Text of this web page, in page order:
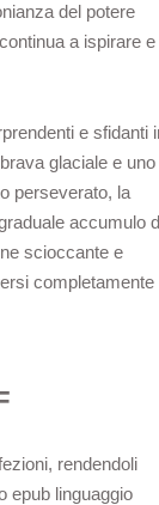
del potere
a ispirare e
e sfidanti
glaciale e uno
perseverato, la
accumulo
scioccante e
completamente
rendendoli
epub linguaggio